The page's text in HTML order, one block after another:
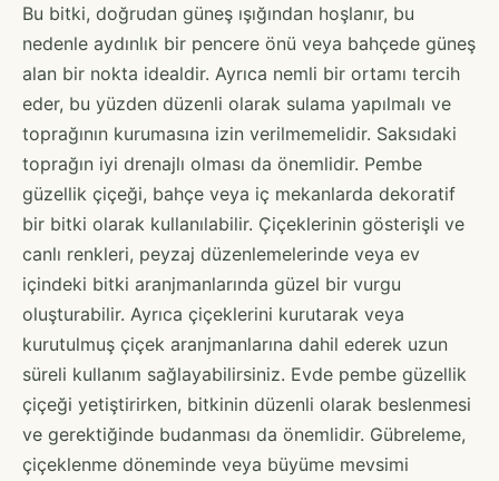
Bu bitki, doğrudan güneş ışığından hoşlanır, bu
nedenle aydınlık bir pencere önü veya bahçede güneş
alan bir nokta idealdir. Ayrıca nemli bir ortamı tercih
eder, bu yüzden düzenli olarak sulama yapılmalı ve
toprağının kurumasına izin verilmemelidir. Saksıdaki
toprağın iyi drenajlı olması da önemlidir. Pembe
güzellik çiçeği, bahçe veya iç mekanlarda dekoratif
bir bitki olarak kullanılabilir. Çiçeklerinin gösterişli ve
canlı renkleri, peyzaj düzenlemelerinde veya ev
içindeki bitki aranjmanlarında güzel bir vurgu
oluşturabilir. Ayrıca çiçeklerini kurutarak veya
kurutulmuş çiçek aranjmanlarına dahil ederek uzun
süreli kullanım sağlayabilirsiniz. Evde pembe güzellik
çiçeği yetiştirirken, bitkinin düzenli olarak beslenmesi
ve gerektiğinde budanması da önemlidir. Gübreleme,
çiçeklenme döneminde veya büyüme mevsimi